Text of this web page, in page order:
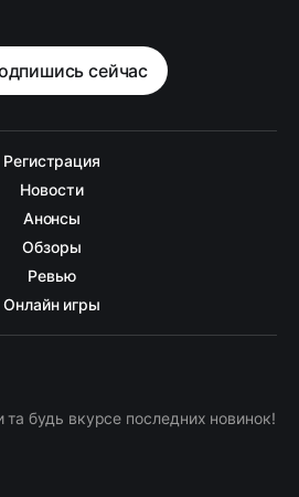
сейчас
Регистрация
Новости
Анонсы
Обзоры
Ревью
Онлайн игры
та будь вкурсе последних новинок!